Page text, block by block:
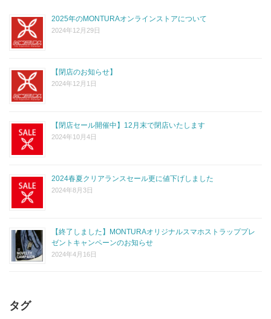
2025年のMONTURAオンラインストアについて
2024年12月29日
【閉店のお知らせ】
2024年12月1日
【閉店セール開催中】12月末で閉店いたします
2024年10月4日
2024春夏クリアランスセール更に値下げしました
2024年8月3日
【終了しました】MONTURAオリジナルスマホストラッププレ
ゼントキャンペーンのお知らせ
2024年4月16日
タグ